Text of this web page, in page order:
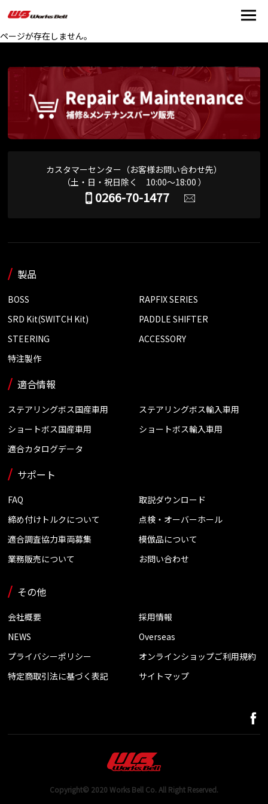
ページが存在しません。
カスタマーセンター（お客様お問い合わせ先）
（土・日・祝日除く 10:00～18:00 ）
0266-70-1477
製品
BOSS
RAPFIX SERIES
SRD Kit(SWITCH Kit)
PADDLE SHIFTER
STEERING
ACCESSORY
特注製作
適合情報
ステアリングボス国産車用
ステアリングボス輸入車用
ショートボス国産車用
ショートボス輸入車用
適合カタログデータ
サポート
FAQ
取説ダウンロード
締め付けトルクについて
点検・オーバーホール
適合調査協力車両募集
模倣品について
業務販売について
お問い合わせ
その他
会社概要
採用情報
NEWS
Overseas
プライバシーポリシー
オンラインショップご利用規約
特定商取引法に基づく表記
サイトマップ
Copyright© 2020 Works Bell Co. All Right Reserved.